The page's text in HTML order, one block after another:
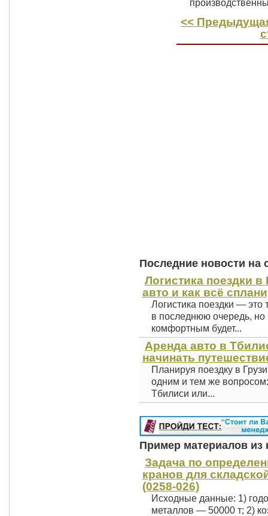
<<
Последние новости на
Логистика поездки
авто и как всё
Логистика поездки —
в последнюю очередь, но
комфортным будет...
Аренда авто в
начинать
Планируя поездку в
одним и тем же
Тбилиси или...
Пример материалов из
Задача по
кранов для
(0258-026)
Исходные данные: 1)
металлов — 50000 т; 2)